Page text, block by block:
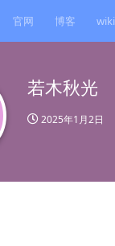
官网 博客 wiki
若木秋光
2025年1月2日